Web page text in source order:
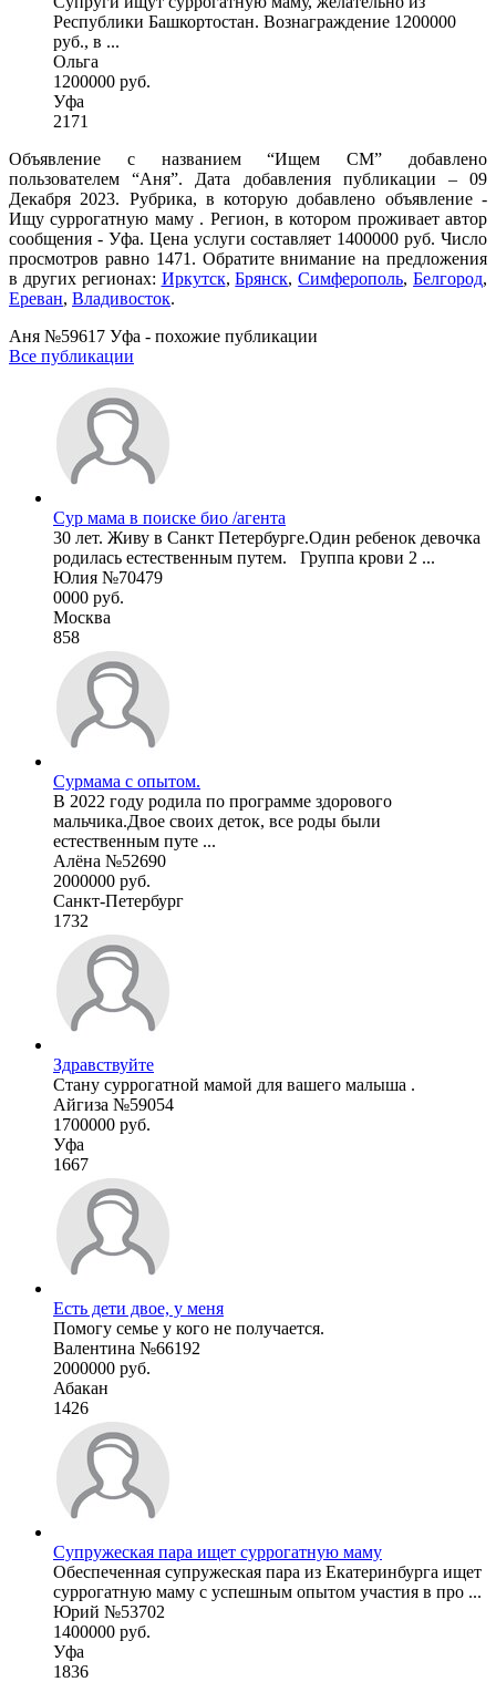
Республики Башкортостан. Вознаграждение 1200000
руб., в ...
Ольга
1200000 руб.
Уфа
2171
Объявление с названием “Ищем СМ” добавлено
пользователем “Аня”. Дата добавления публикации – 09
Декабря 2023. Рубрика, в которую добавлено объявление -
Ищу суррогатную маму . Регион, в котором проживает автор
сообщения - Уфа. Цена услуги составляет 1400000 руб. Число
просмотров равно 1471. Обратите внимание на предложения
в других регионах: Иркутск,Брянск,Симферополь,Белгород,
Ереван, Владивосток.
Аня №59617 Уфа - похожие публикации
Все публикации
Сур мама в поиске био /агента
30 лет. Живу в Санкт Петербурге.Один ребенок девочка
родилась естественным путем. Группа крови 2 ...
Юлия №70479
0000 руб.
Москва
858
Сурмама с опытом.
В 2022 году родила по программе здорового
мальчика.Двое своих деток, все роды были
естественным путе ...
Алёна №52690
2000000 руб.
Санкт-Петербург
1732
Здравствуйте
Стану суррогатной мамой для вашего малыша .
Айгиза №59054
1700000 руб.
Уфа
1667
Есть дети двое, у меня
Помогу семье у кого не получается.
Валентина №66192
2000000 руб.
Абакан
1426
Супружеская пара ищет суррогатную маму
Обеспеченная супружеская пара из Екатеринбурга ищет
суррогатную маму с успешным опытом участия в про ...
Юрий №53702
1400000 руб.
Уфа
1836